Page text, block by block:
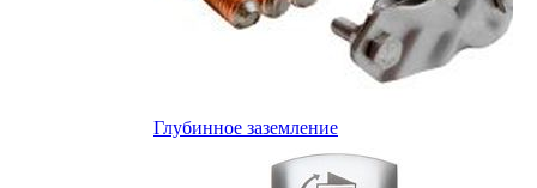
Глубинное заземление